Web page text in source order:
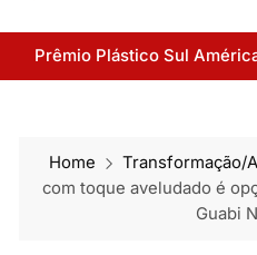
Prêmio Plástico Sul
Home Transformação/
com toque aveludado é
Guabi